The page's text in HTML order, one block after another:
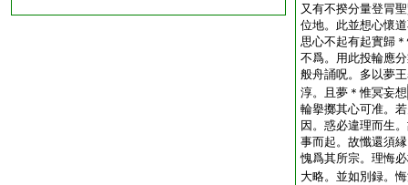
又有不揆分量登冐
位地。此並想心懷
思心不起有起實歸
不爲。用此投輪應
般舟誦呪。多以夢
淳。且夢＊惟冥妄想
輪擧擲其心可准。
因。惑必違理而生
事而起。故懺還須
愧爲其所宗。理悔
大略。並如別録。